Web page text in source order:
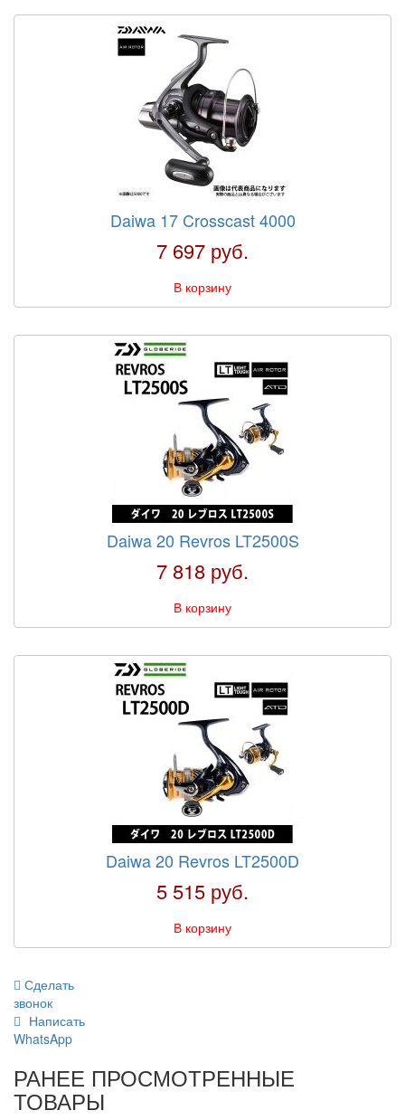
Daiwa 17 Crosscast 4000
7 697 руб.
В корзину
Daiwa 20 Revros LT2500S
7 818 руб.
В корзину
Daiwa 20 Revros LT2500D
5 515 руб.
В корзину
Сделать
звонок
Написать
WhatsApp
РАНЕЕ ПРОСМОТРЕННЫЕ
ТОВАРЫ